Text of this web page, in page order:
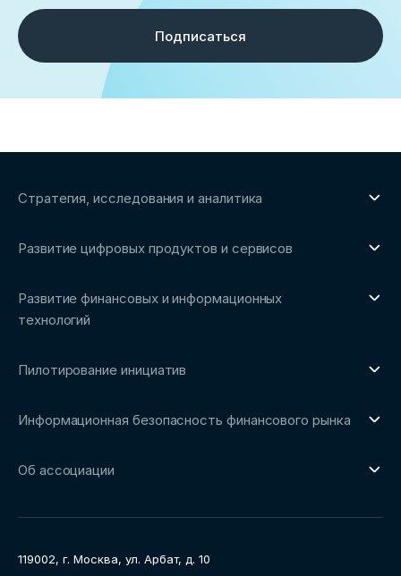
Подписаться
Стратегия, исследования и аналитика
Обзоры рынка и аналитические исследования
Бенчмаркинг-исследования
Трендвотчинг и информационный сервис
Развитие цифровых продуктов и сервисов
Развитие финансовых и информационных
технологий
Репозиторий Ассоциации
Сообщество FinDevSecOps
Рабочие группы
Пилотирование инициатив
Площадка пилотного тестирования
Ключевые пилоты
Информационная безопасность финансового рынка
Направления работы
Об ассоциации
Карьера
119002, г. Москва, ул. Арбат, д. 10